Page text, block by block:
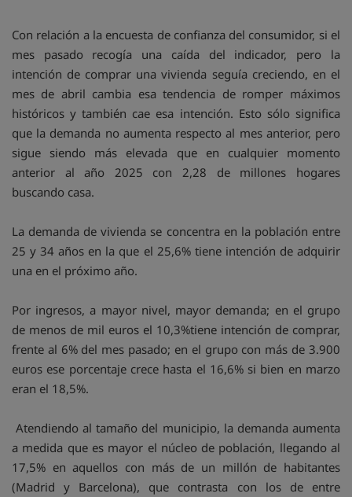
Con relación a la encuesta de confianza del consumidor, si el
mes pasado recogía una caída del indicador, pero la
intención de comprar una vivienda seguía creciendo, en el
mes de abril cambia esa tendencia de romper máximos
históricos y también cae esa intención. Esto sólo significa
que la demanda no aumenta respecto al mes anterior, pero
sigue siendo más elevada que en cualquier momento
anterior al año 2025 con 2,28 de millones hogares
buscando casa.
La demanda de vivienda se concentra en la población entre
25 y 34 años en la que el 25,6% tiene intención de adquirir
una en el próximo año.
Por ingresos, a mayor nivel, mayor demanda; en el grupo
de menos de mil euros el 10,3%tiene intención de comprar,
frente al 6% del mes pasado; en el grupo con más de 3.900
euros ese porcentaje crece hasta el 16,6% si bien en marzo
eran el 18,5%.
Atendiendo al tamaño del municipio, la demanda aumenta
a medida que es mayor el núcleo de población, llegando al
17,5% en aquellos con más de un millón de habitantes
(Madrid y Barcelona), que contrasta con los de entre